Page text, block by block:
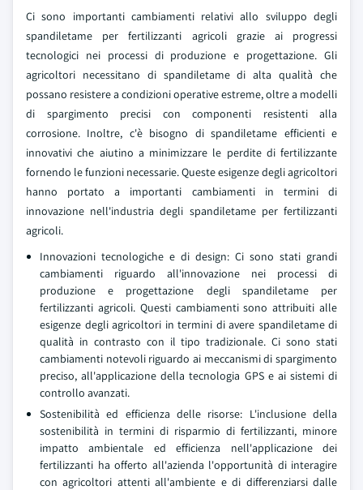
Ci sono importanti cambiamenti relativi allo sviluppo degli
spandiletame per fertilizzanti agricoli grazie ai progressi
tecnologici nei processi di produzione e progettazione. Gli
agricoltori necessitano di spandiletame di alta qualità che
possano resistere a condizioni operative estreme, oltre a modelli
di spargimento precisi con componenti resistenti alla
corrosione. Inoltre, c'è bisogno di spandiletame efficienti e
innovativi che aiutino a minimizzare le perdite di fertilizzante
fornendo le funzioni necessarie. Queste esigenze degli agricoltori
hanno portato a importanti cambiamenti in termini di
innovazione nell'industria degli spandiletame per fertilizzanti
agricoli.
Innovazioni tecnologiche e di design: Ci sono stati grandi
cambiamenti riguardo all'innovazione nei processi di
produzione e progettazione degli spandiletame per
fertilizzanti agricoli. Questi cambiamenti sono attribuiti alle
esigenze degli agricoltori in termini di avere spandiletame di
qualità in contrasto con il tipo tradizionale. Ci sono stati
cambiamenti notevoli riguardo ai meccanismi di spargimento
preciso, all'applicazione della tecnologia GPS e ai sistemi di
controllo avanzati.
Sostenibilità ed efficienza delle risorse: L'inclusione della
sostenibilità in termini di risparmio di fertilizzanti, minore
impatto ambientale ed efficienza nell'applicazione dei
fertilizzanti ha offerto all'azienda l'opportunità di interagire
con agricoltori attenti all'ambiente e di differenziarsi dalle